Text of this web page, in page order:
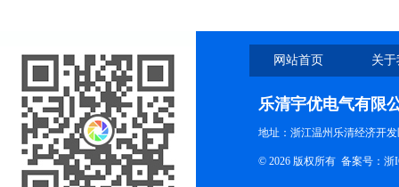
网站首页 关
乐清宇优电气有限
地址：浙江温州乐清经济开
© 2026 版权所有 备案号：浙